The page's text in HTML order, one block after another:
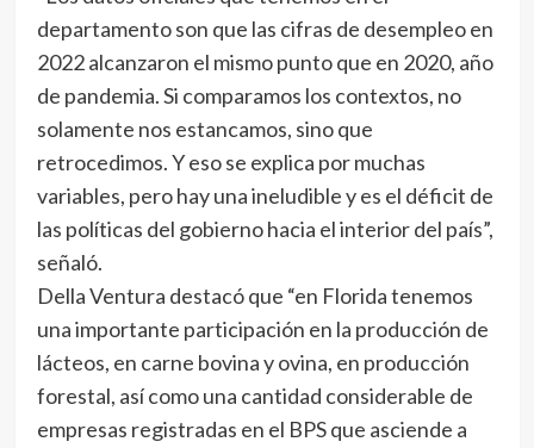
departamento son que las cifras de desempleo en
2022 alcanzaron el mismo punto que en 2020, año
de pandemia. Si comparamos los contextos, no
solamente nos estancamos, sino que
retrocedimos. Y eso se explica por muchas
variables, pero hay una ineludible y es el déficit de
las políticas del gobierno hacia el interior del país”,
señaló.
Della Ventura destacó que “en Florida tenemos
una importante participación en la producción de
lácteos, en carne bovina y ovina, en producción
forestal, así como una cantidad considerable de
empresas registradas en el BPS que asciende a